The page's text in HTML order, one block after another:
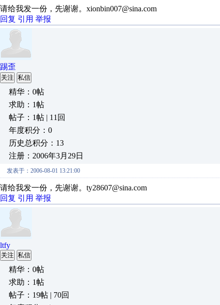
请给我发一份，先谢谢。xionbin007@sina.com
回复 引用 举报
踢歪
关注 私信
精华：0帖
求助：1帖
帖子：1帖 | 11回
年度积分：0
历史总积分：13
注册：2006年3月29日
发表于：2006-08-01 13:21:00
请给我发一份，先谢谢。ty28607@sina.com
回复 引用 举报
ltfy
关注 私信
精华：0帖
求助：1帖
帖子：19帖 | 70回